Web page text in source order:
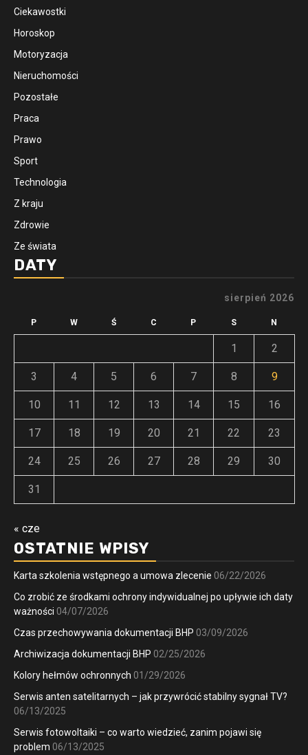
Ciekawostki
Horoskop
Motoryzacja
Nieruchomości
Pozostałe
Praca
Prawo
Sport
Technologia
Z kraju
Zdrowie
Ze świata
DATY
sierpień 2026
P W Ś C P S N
1 2
3 4 5 6 7 8 9
10 11 12 13 14 15 16
17 18 19 20 21 22 23
24 25 26 27 28 29 30
31
« cze
OSTATNIE WPISY
Karta szkolenia wstępnego a umowa zlecenie 06/22/2026
Co zrobić ze środkami ochrony indywidualnej po upływie ich daty
ważności 04/07/2026
Czas przechowywania dokumentacji BHP 03/09/2026
Archiwizacja dokumentacji BHP 02/25/2026
Kolory hełmów ochronnych 01/29/2026
Serwis anten satelitarnych – jak przywrócić stabilny sygnał TV?
06/13/2025
Serwis fotowoltaiki – co warto wiedzieć, zanim pojawi się
problem 06/13/2025